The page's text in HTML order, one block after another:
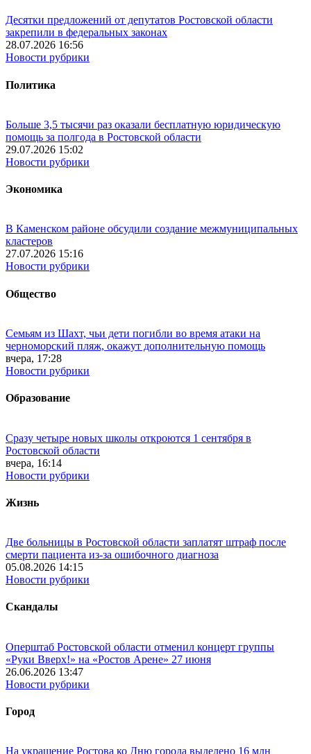
Десятки предложений от депутатов Ростовской области
закрепили в федеральных законах
28.07.2026 16:56
Новости рубрики
Политика
Больше 3,5 тысячи раз оказали бесплатную юридическую
помощь за полгода в Ростовской области
29.07.2026 15:02
Новости рубрики
Экономика
В Каменском районе обсудили создание межмуниципальных
кластеров
27.07.2026 15:16
Новости рубрики
Общество
Семьям из Шахт, чьи дети погибли во время атаки на
черноморский пляж, окажут дополнительную помощь
вчера, 17:28
Новости рубрики
Образование
Сразу четыре новых школы откроются 1 сентября в
Ростовской области
вчера, 16:14
Новости рубрики
Жизнь
Две больницы в Ростовской области заплатят штраф после
смерти пациента из-за ошибочного диагноза
05.08.2026 14:15
Новости рубрики
Скандалы
Оперштаб Ростовской области отменил концерт группы
«Руки Вверх!» на «Ростов Арене» 27 июня
26.06.2026 13:47
Новости рубрики
Город
На украшение Ростова ко Дню города выделено 16 млн